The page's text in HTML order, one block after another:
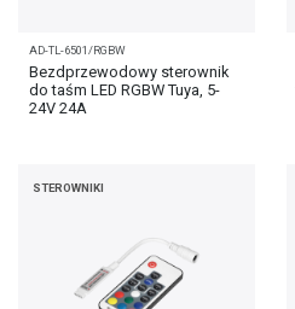
AD-TL-6501/RGBW
Bezdprzewodowy sterownik
do taśm LED RGBW Tuya, 5-
24V 24A
STEROWNIKI